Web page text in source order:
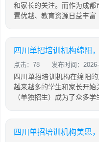
和家长的关注。而作为成都
置优越、教育资源日益丰富
四川单招培训机构绵阳
点击：78 发布时间：
四川单招培训机构在绵阳
越来越多的学生和家长开始
（单独招生）成为了众多学
四川单招培训机构美思